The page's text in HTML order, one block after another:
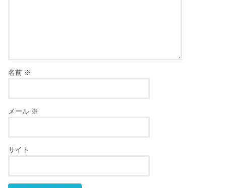
名前 ※
メール ※
サイト